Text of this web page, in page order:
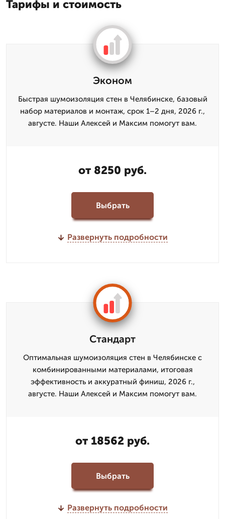
Тарифы и стоимость
Эконом
Быстрая шумоизоляция стен в Челябинске, базовый
набор материалов и монтаж, срок 1–2 дня, 2026 г.,
августе. Наши Алексей и Максим помогут вам.
от 8250 руб.
Выбрать
Развернуть подробности
Стандарт
Оптимальная шумоизоляция стен в Челябинске с
комбинированными материалами, итоговая
эффективность и аккуратный финиш, 2026 г.,
августе. Наши Алексей и Максим помогут вам.
от 18562 руб.
Выбрать
Развернуть подробности